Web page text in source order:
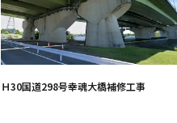
Ｈ30国道298号幸魂大橋補修工事